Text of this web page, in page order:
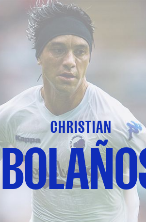
CHRISTIAN